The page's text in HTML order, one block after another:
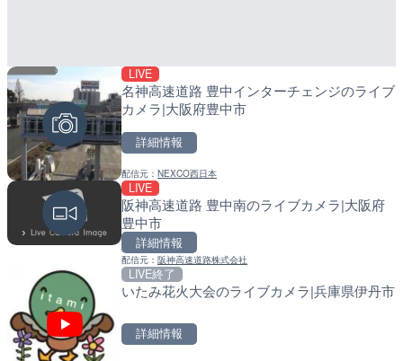
LIVE
名神高速道路 豊中インターチェンジのライブ
カメラ|大阪府豊中市
詳細情報
配信元：NEXCO西日本
LIVE
阪神高速道路 豊中南のライブカメラ|大阪府
豊中市
詳細情報
配信元：阪神高速道路株式会社
LIVE終了
いたみ花火大会のライブカメラ|兵庫県伊丹市
詳細情報
久茂地川 御成橋のライブ
市
国道186号 栗栖のライブ
配信元：広島県土木局土木整備部道路整
LIVE
導目木川 花立砂防堰堤下
福岡県朝倉市
常呂川 鹿ノ子ダムのライ
配信元：国土交通省 北海道開発局
LIVE